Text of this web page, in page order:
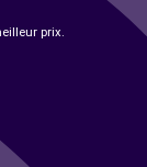
prix.